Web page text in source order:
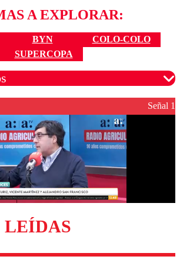
A EXPLORAR:
BYN
COLO-COLO
SUPERCOPA
son moderados para garantizar un
diálogo respetuoso.
Enviar comentario
Señal 1
LEÍDAS